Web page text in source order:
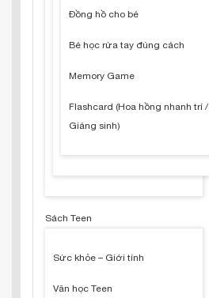
Đồng hồ cho bé
Bé học rửa tay đúng cách
Memory Game
Flashcard (Hoa hồng nhanh trí /
Giáng sinh)
Sách Teen
Sức khỏe – Giới tính
Văn học Teen